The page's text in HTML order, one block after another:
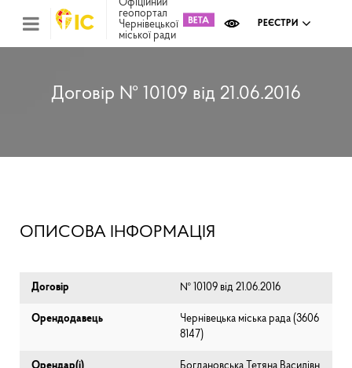
Офіційний
геопортал
Чернівецької
міської ради
РЕЄСТРИ
Договір № 10109 від 21.06.2016
ОПИСОВА ІНФОРМАЦІЯ
Договір № 10109 від 21.06.2016
Орендодавець
Чернівецька міська рада (⁨3606
8147⁩)